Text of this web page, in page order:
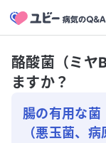
酪酸菌（ミ
ますか？
腸の有用な菌
（悪玉菌、